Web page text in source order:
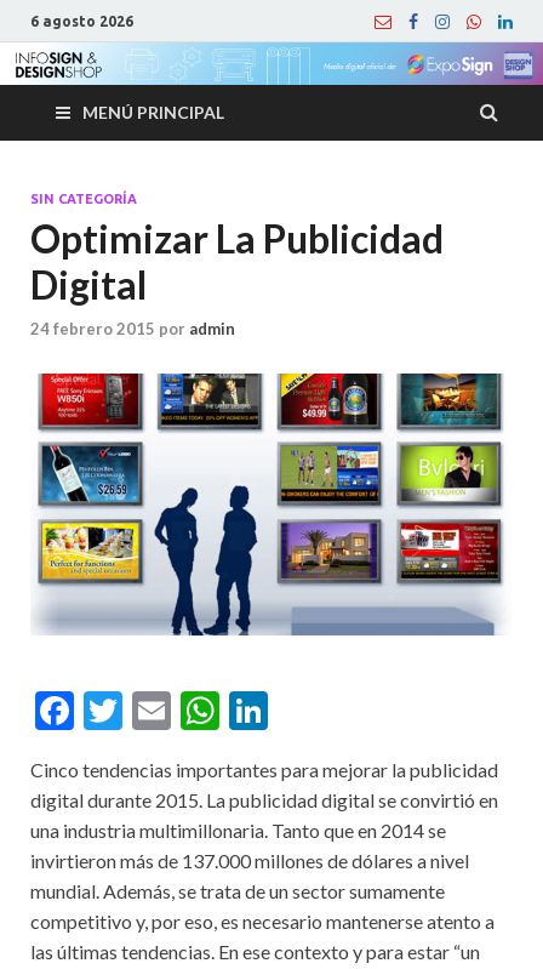
6 agosto 2026
MENÚ PRINCIPAL
SIN CATEGORÍA
Optimizar La Publicidad
Digital
24 febrero 2015 por admin
F
e
b
o
o
k
T
itt
er
E
ai
l
W
at
s
A
p
p
ke
dI
n
Cinco tendencias importantes para mejorar la publicidad
digital durante 2015. La publicidad digital se convirtió en
una industria multimillonaria. Tanto que en 2014 se
invirtieron más de 137.000 millones de dólares a nivel
mundial. Además, se trata de un sector sumamente
competitivo y, por eso, es necesario mantenerse atento a
las últimas tendencias. En ese contexto y para estar “un